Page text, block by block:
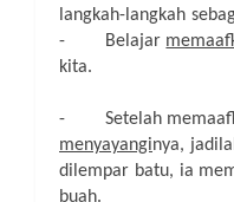
langkah-langkah
-
Belajar
kita.
- Setelah
menyayanginya,
dilempar batu, ia
buah.